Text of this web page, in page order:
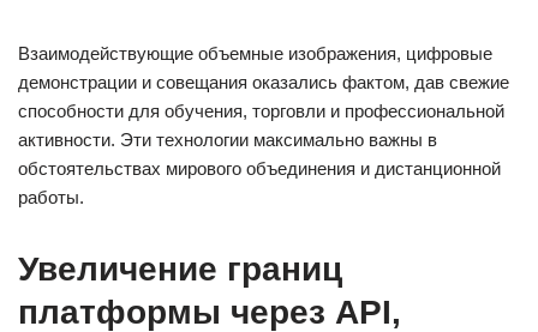
Взаимодействующие объемные изображения, цифровые
демонстрации и совещания оказались фактом, дав свежие
способности для обучения, торговли и профессиональной
активности. Эти технологии максимально важны в
обстоятельствах мирового объединения и дистанционной
работы.
Увеличение границ
платформы через API,